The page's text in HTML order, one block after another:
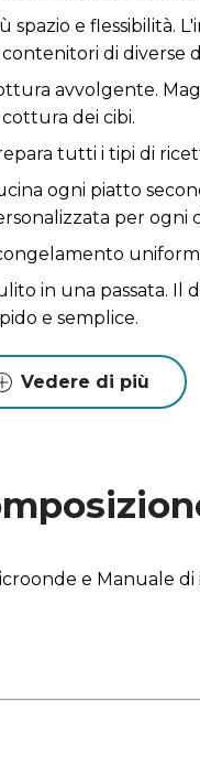
spazio e flessibilità.
di diverse
avvolgente.
dei cibi.
tutti i tipi di
ogni piatto
per ogni
in una passata. Il
e semplice.
da usare.
da 60 minuti.
Vedere di più
e Manuale di